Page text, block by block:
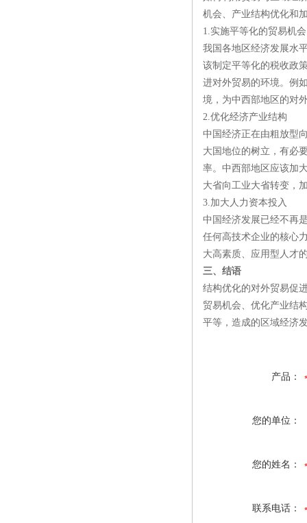
机会、产业结构优化和
1.实施平等化的贸易机会
我国各地区经济发展水
该制定平等化的税收政
进对外贸易的环境。例
境，为中西部地区的对
2.优化经济产业结构
中国经济正在由粗放型
大国地位的树立，有必
率。中西部地区应该加
大省向工业大省转变，
3.加大人力资本投入
中国经济发展已经不再
任何高技术企业的核心
大高素质、应用型人才
三、结语
结构优化的对外贸易促
贸易机会、优化产业结
平等，造成的区域经济
产品：
您的单位：
您的姓名：
联系电话：